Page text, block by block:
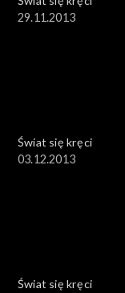
29.11.2013
Świat się kręci
03.12.2013
Świat się kręci